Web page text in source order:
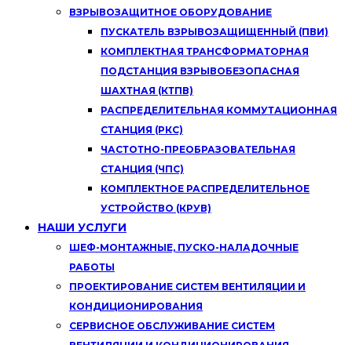
ВЗРЫВОЗАЩИТНОЕ ОБОРУДОВАНИЕ
ПУСКАТЕЛЬ ВЗРЫВОЗАЩИЩЕННЫЙ (ПВИ)
КОМПЛЕКТНАЯ ТРАНСФОРМАТОРНАЯ
ПОДСТАНЦИЯ ВЗРЫВОБЕЗОПАСНАЯ
ШАХТНАЯ (КТПВ)
РАСПРЕДЕЛИТЕЛЬНАЯ КОММУТАЦИОННАЯ
СТАНЦИЯ (РКС)
ЧАСТОТНО-ПРЕОБРАЗОВАТЕЛЬНАЯ
СТАНЦИЯ (ЧПС)
КОМПЛЕКТНОЕ РАСПРЕДЕЛИТЕЛЬНОЕ
УСТРОЙСТВО (КРУВ)
НАШИ УСЛУГИ
ШЕФ-МОНТАЖНЫЕ, ПУСКО-НАЛАДОЧНЫЕ
РАБОТЫ
ПРОЕКТИРОВАНИЕ СИСТЕМ ВЕНТИЛЯЦИИ И
КОНДИЦИОНИРОВАНИЯ
СЕРВИСНОЕ ОБСЛУЖИВАНИЕ СИСТЕМ